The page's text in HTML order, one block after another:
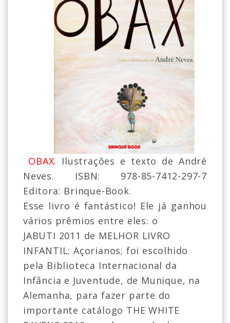
OBAX. Ilustrações e texto de André
Neves. ISBN: 978-85-7412-297-7
Editora: Brinque-Book.
Esse livro é fantástico! Ele já ganhou
vários prêmios entre eles: o
JABUTI 2011 de MELHOR LIVRO
INFANTIL; Açorianos; foi escolhido
pela Biblioteca Internacional da
Infância e Juventude, de Munique, na
Alemanha, para fazer parte do
importante catálogo THE WHITE